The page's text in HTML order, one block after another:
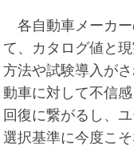
各自動車メーカー
て、カタログ値と
方法や試験導入が
動車に対して不信
回復に繋がるし、
選択基準に今度こそ